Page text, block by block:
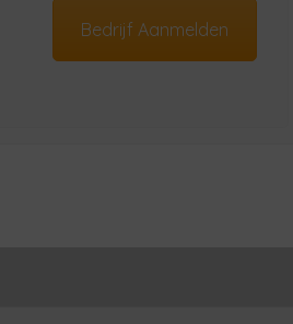
Bedrijf Aanmelden